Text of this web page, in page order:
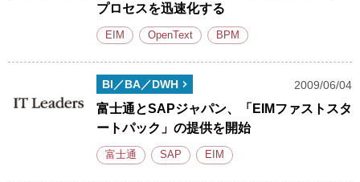
プロセスを迅速化する
EIM OpenText BPM
BI／BA／DWH 2009/06/04
富士通とSAPジャパン、「EIMファストスタ
ートパック」の提供を開始
富士通 SAP EIM